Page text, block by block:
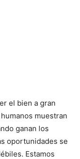
el bien a gran
muestran
ganan los
oportunidades se
Estamos